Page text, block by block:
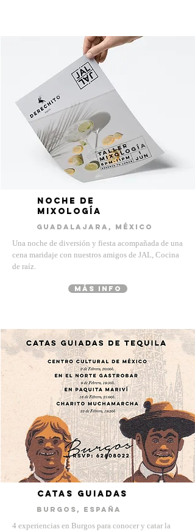
nOCHE DE
MIXOLOGÍA
gUADALAJARA, mÉXICO
Una noche de diversión y fiesta acompañada de una
cena maridaje con nuestros amigos de JAL, Cocina
de raíz.
MÁS INFO
catas guiadas
burgos, españa
4 experiencias en Burgos para conocer y catar la